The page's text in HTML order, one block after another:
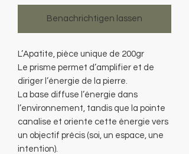
Benachrichtigen lassen
L’Apatite, pièce unique de 200gr
Le prisme permet d’amplifier et de
diriger l’énergie de la pierre.
La base diffuse l’énergie dans
l’environnement, tandis que la pointe
canalise et oriente cette énergie vers
un objectif précis (soi, un espace, une
intention).